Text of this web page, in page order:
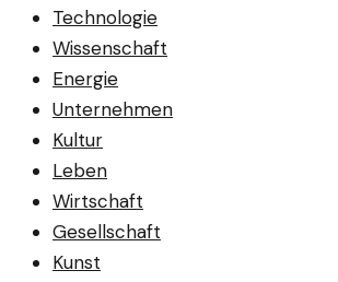
Technologie
Wissenschaft
Energie
Unternehmen
Kultur
Leben
Wirtschaft
Gesellschaft
Kunst